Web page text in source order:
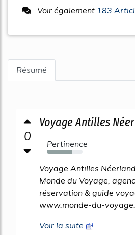
Voir également 183
Résumé
0
Voyage Antilles
Pertinence
72%
Voyage Antilles
Monde du Voyage,
réservation & guide
www.monde-du-
Voir la suite